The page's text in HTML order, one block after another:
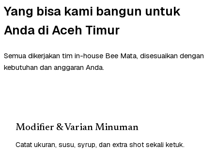
Yang bisa kami bangun untuk
Anda di Aceh Timur
Semua dikerjakan tim in-house Bee Mata, disesuaikan dengan
kebutuhan dan anggaran Anda.
Modifier & Varian Minuman
Catat ukuran, susu, syrup, dan extra shot sekali ketuk.